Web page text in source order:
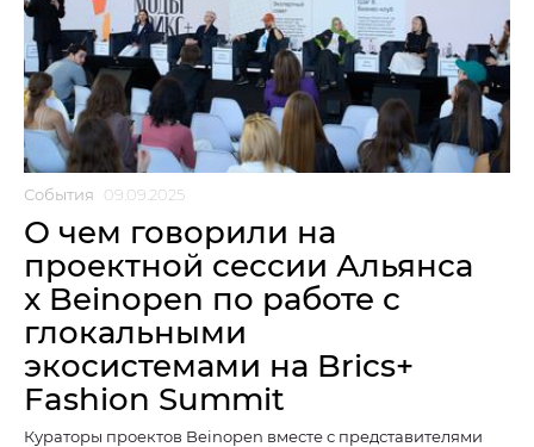
События 09.09.2025
О чем говорили на
проектной сессии Альянса
x Beinopen по работе с
глокальными
экосистемами на Brics+
Fashion Summit
Кураторы проектов Beinopen вместе с представителями